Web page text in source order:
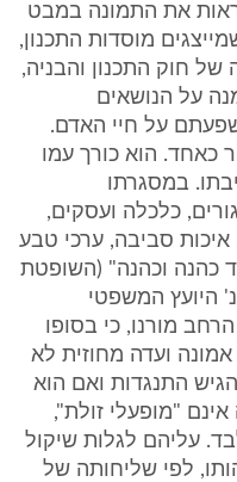
את התמונה במבט
מוסדות התכנון,
חוק התכנון והבניה,
נמנה על הנושאים
על חיי האדם.
כאחד. הוא כורך עמו
במסגרתו
כלכלה ועסקים,
איכות סביבה, ערכי טבע
כהנה וכהנה" (השופטת
5361/00 פלק נ' היועץ המשפטי
מורנו, כי בסופו
ועדה מחוזית לא
התנגדות ואם הוא
"מופעלי זולת",
עליהם לגלות שיקול
לפי שליחותה של